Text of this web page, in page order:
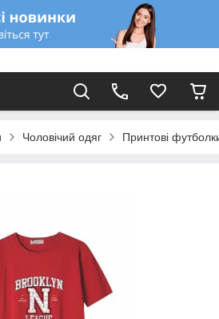
Чоловічий одяг Принтові